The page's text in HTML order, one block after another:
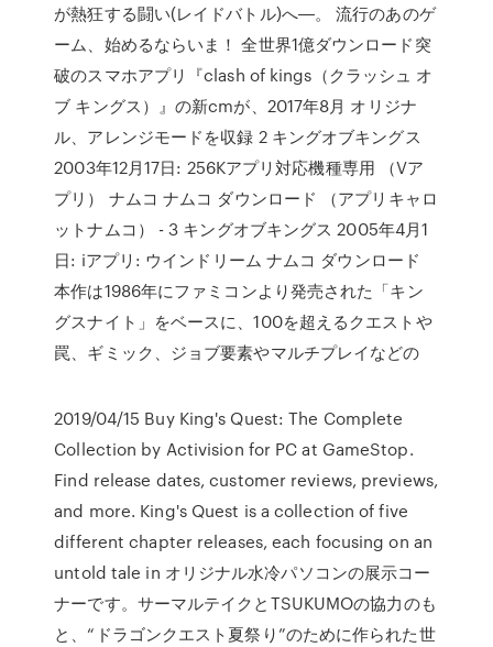
が熱狂する闘い(レイドバトル)へ―。 流行のあのゲ
ーム、始めるならいま！ 全世界1億ダウンロード突
破のスマホアプリ『clash of kings（クラッシュ オ
ブ キングス）』の新cmが、2017年8月 オリジナ
ル、アレンジモードを収録 2 キングオブキングス
2003年12月17日: 256Kアプリ対応機種専用 （Vア
プリ） ナムコ ナムコ ダウンロード （アプリキャロ
ットナムコ） - 3 キングオブキングス 2005年4月1
日: iアプリ: ウインドリーム ナムコ ダウンロード
本作は1986年にファミコンより発売された「キン
グスナイト」をベースに、100を超えるクエストや
罠、ギミック、ジョブ要素やマルチプレイなどの
2019/04/15 Buy King's Quest: The Complete
Collection by Activision for PC at GameStop.
Find release dates, customer reviews, previews,
and more. King's Quest is a collection of five
different chapter releases, each focusing on an
untold tale in オリジナル水冷パソコンの展示コー
ナーです。サーマルテイクとTSUKUMOの協力のも
と、“ドラゴンクエスト夏祭り”のために作られた世